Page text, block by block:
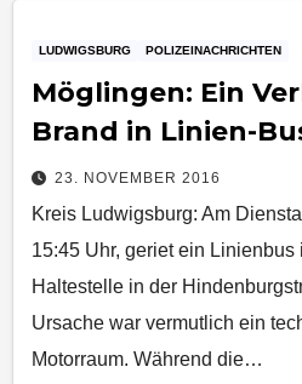
LUDWIGSBURG POLIZEINACHRICHTEN
Möglingen: Ein
Brand in Linien-
23. NOVEMBER 2016
Kreis Ludwigsburg: Am
15:45 Uhr, geriet ein Linienbus
Haltestelle in der
Ursache war vermutlich ein
Motorraum. Während die…